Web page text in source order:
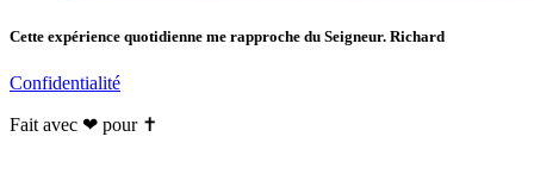
Cette expérience quotidienne me rapproche du Seigneur. Richard
Confidentialité
Fait avec ❤ pour ✝️️